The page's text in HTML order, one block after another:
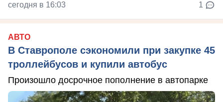
сегодня в 16:03 1
АВТО
В Ставрополе сэкономили при закупке 45
троллейбусов и купили автобус
Произошло досрочное пополнение в автопарке